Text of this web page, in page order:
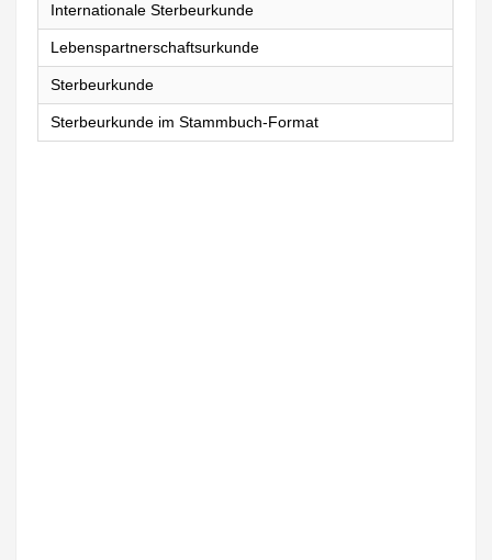
Internationale Sterbeurkunde
Lebenspartnerschaftsurkunde
Sterbeurkunde
Sterbeurkunde im Stammbuch-Format